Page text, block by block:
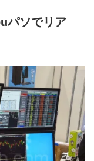
パソでリア